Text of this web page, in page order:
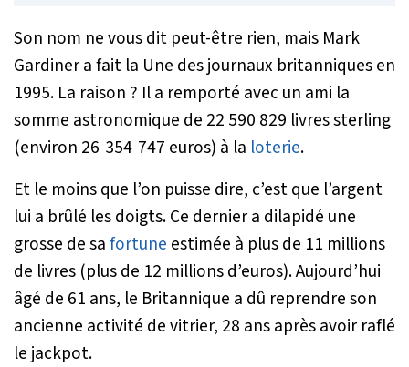
Son nom ne vous dit peut-être rien, mais Mark
Gardiner a fait la Une des journaux britanniques en
1995. La raison ? Il a remporté avec un ami la
somme astronomique de 22 590 829 livres sterling
(environ 26 354 747 euros) à la loterie.
Et le moins que l’on puisse dire, c’est que l’argent
lui a brûlé les doigts. Ce dernier a dilapidé une
grosse de safortune estimée à plus de 11 millions
de livres (plus de 12 millions d’euros). Aujourd’hui
âgé de 61 ans, le Britannique a dû reprendre son
ancienne activité de vitrier, 28 ans après avoir raflé
le jackpot.